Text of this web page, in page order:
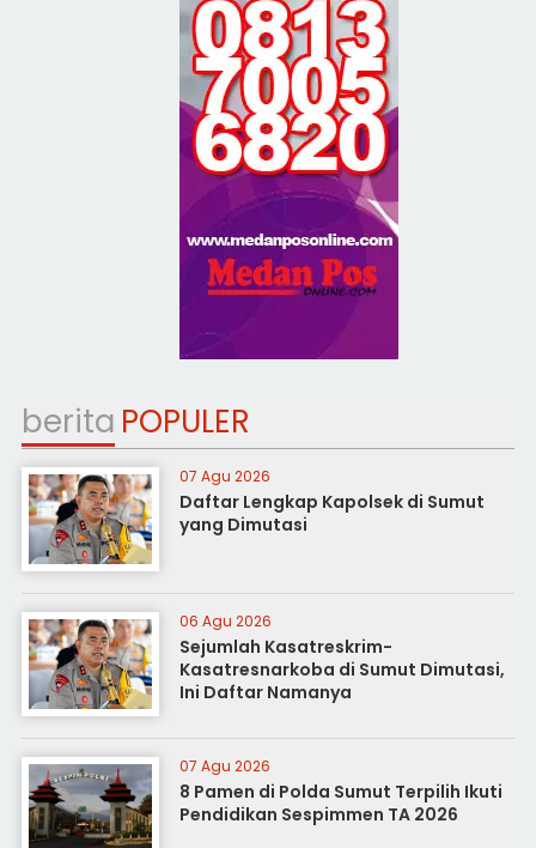
berita POPULER
07 Agu 2026
Daftar Lengkap Kapolsek di Sumut
yang Dimutasi
06 Agu 2026
Sejumlah Kasatreskrim-
Kasatresnarkoba di Sumut Dimutasi,
Ini Daftar Namanya
07 Agu 2026
8 Pamen di Polda Sumut Terpilih Ikuti
Pendidikan Sespimmen TA 2026